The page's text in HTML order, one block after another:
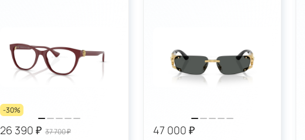
-30%
26 390 ₽ 37 700 ₽ 47 000 ₽